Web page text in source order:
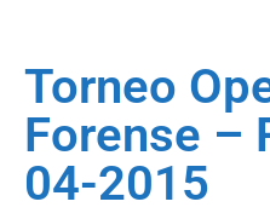
Torneo
Forense –
04-2015